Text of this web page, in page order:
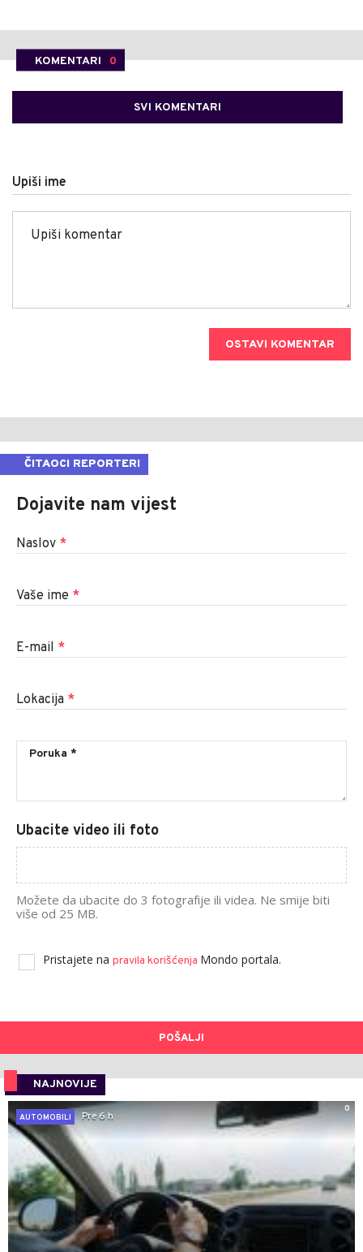
KOMENTARI 0
SVI KOMENTARI
Upiši ime
OSTAVI KOMENTAR
ČITAOCI REPORTERI
Dojavite nam vijest
Naslov *
Vaše ime *
E-mail *
Lokacija *
Ubacite video ili foto
Možete da ubacite do 3 fotografije ili videa. Ne smije biti
više od 25 MB.
Pristajete na pravila korišćenja Mondo portala.
POŠALJI
NAJNOVIJE
0
AUTOMOBILI
Pre 6 h